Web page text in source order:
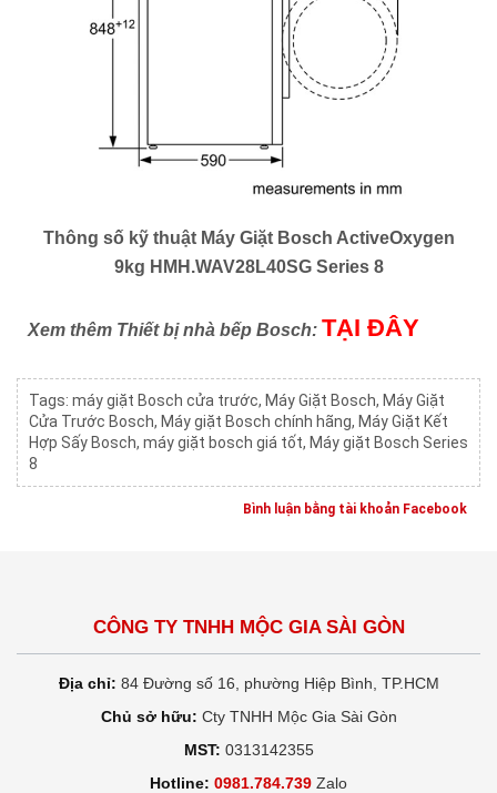
Thông số kỹ thuật Máy Giặt Bosch ActiveOxygen
9kg HMH.WAV28L40SG Series 8
Xem thêm Thiết bị nhà bếp Bosch: TẠI ĐÂY
Tags: máy giặt Bosch cửa trước, Máy Giặt Bosch, Máy Giặt
Cửa Trước Bosch, Máy giặt Bosch chính hãng, Máy Giặt Kết
Hợp Sấy Bosch, máy giặt bosch giá tốt, Máy giặt Bosch Series
8
Bình luận bằng tài khoản Facebook
CÔNG TY TNHH MỘC GIA SÀI GÒN
Địa chỉ: 84 Đường số 16, phường Hiệp Bình, TP.HCM
Chủ sở hữu: Cty TNHH Mộc Gia Sài Gòn
MST: 0313142355
Hotline: 0981.784.739 Zalo